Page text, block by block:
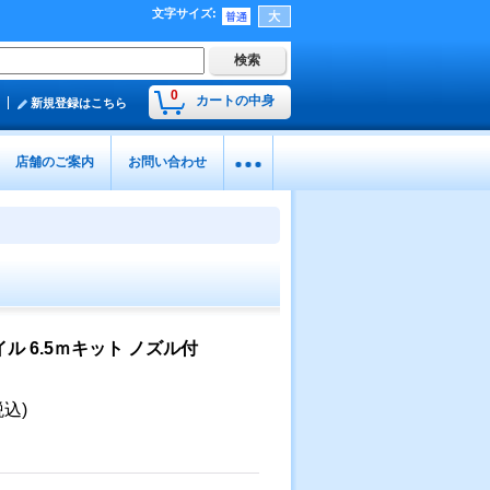
文字サイズ:
0 カートの中身
新規登録はこちら
店舗のご案内 お問い合わせ
6.5ｍキット ノズル付
込)